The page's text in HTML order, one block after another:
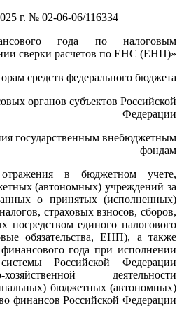
г. № 02-06-06/116334
года по налоговым
сверки расчетов по ЕНС (ЕНП)»
средств федерального бюджета
органов субъектов Российской
Федерации
государственным внебюджетным
фондам
в бюджетном учете,
(автономных) учреждений за
о принятых (исполненных)
страховых взносов, сборов,
посредством единого налогового
обязательства, ЕНП), а также
года при исполнении
Российской Федерации
деятельности
бюджетных (автономных)
финансов Российской Федерации